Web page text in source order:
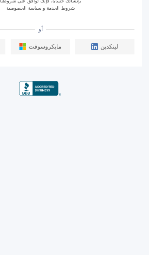
شروط الخدمة وسياسة الخصوصية
أو
مايكروسوفت لينكدين